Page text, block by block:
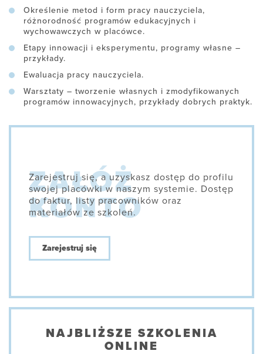
Określenie metod i form pracy nauczyciela,
różnorodność programów edukacyjnych i
wychowawczych w placówce.
Etapy innowacji i eksperymentu, programy własne –
przykłady.
Ewaluacja pracy nauczyciela.
Warsztaty – tworzenie własnych i zmodyfikowanych
programów innowacyjnych, przykłady dobrych praktyk.
Zarejestruj się, a uzyskasz dostęp do profilu
swojej placówki w naszym systemie. Dostęp
do faktur, listy pracowników oraz
materiałów ze szkoleń.
Zarejestruj się
NAJBLIŻSZE SZKOLENIA
ONLINE